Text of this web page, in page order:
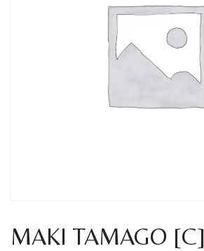
MAKI TAMAGO [C]